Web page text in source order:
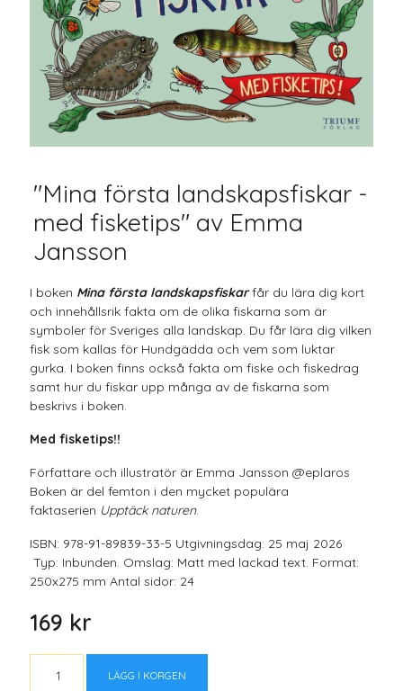
"Mina första landskapsfiskar -
med fisketips" av Emma
Jansson
I boken Mina första landskapsfiskar får du lära dig kort
och innehållsrik fakta om de olika fiskarna som är
symboler för Sveriges alla landskap. Du får lära dig vilken
fisk som kallas för Hundgädda och vem som luktar
gurka. I boken finns också fakta om fiske och fiskedrag
samt hur du fiskar upp många av de fiskarna som
beskrivs i boken.
Med fisketips!!
Författare och illustratör är Emma Jansson @eplaros
Boken är del femton i den mycket populära
faktaserien Upptäck naturen.
ISBN: 978-91-89839-33-5 Utgivningsdag: 25 maj 2026
Typ: Inbunden. Omslag: Matt med lackad text. Format:
250x275 mm Antal sidor: 24
169 kr
LÄGG I KORGEN